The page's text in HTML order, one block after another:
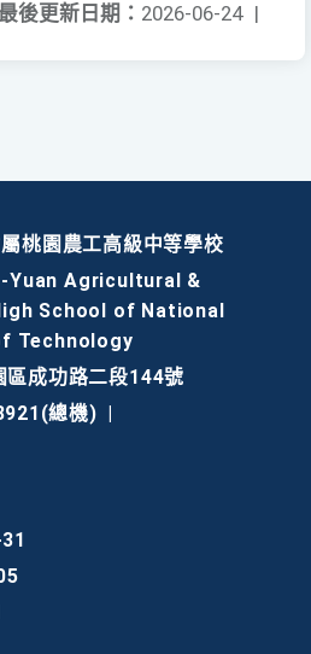
後更新日期： 2026-06-24 |
桃園農工高級中等學校
Agricultural &
School of National
Technology
成功路二段144號
總機)